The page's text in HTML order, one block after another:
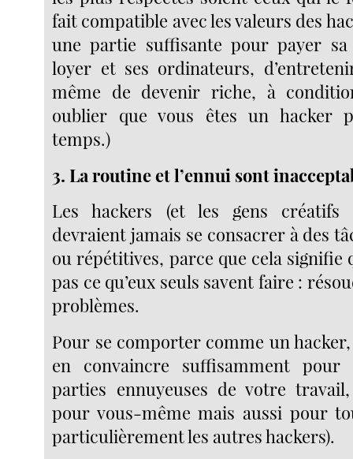
fait compatible avec les valeurs des
une partie suffisante pour payer
loyer et ses ordinateurs,
même de devenir riche, à
oublier que vous êtes un hacker
temps.)
3. La routine et l’ennui sont
Les hackers (et les gens créatifs
devraient jamais se consacrer à des
ou répétitives, parce que cela signifie
pas ce qu’eux seuls savent faire :
problèmes.
Pour se comporter comme un hacker,
en convaincre suffisamment pour
parties ennuyeuses de votre
pour vous-même mais aussi pour
particulièrement les autres hackers).